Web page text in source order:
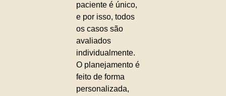
paciente é único,
e por isso, todos
os casos são
avaliados
individualmente.
O planejamento é
feito de forma
personalizada,